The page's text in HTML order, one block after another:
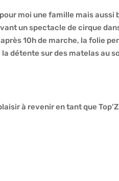
moi une famille mais aussi
un spectacle de cirque
10h de marche, la folie
détente sur des matelas au
à revenir en tant que